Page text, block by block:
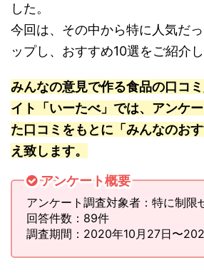
した。
今回は、その中から特に人気だ
ップし、おすすめ10選をご紹介し
みんなの意見で作る食品の口コ
イト「いーたべ」では、アンケ
た口コミをもとに「みんなのお
え致します。
アンケート概要
アンケート調査対象者：特に制限
回答件数：89件
調査期間：2020年10月27日〜